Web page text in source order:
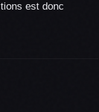
est donc